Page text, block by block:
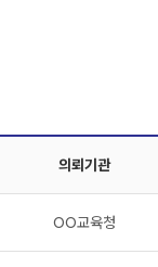
의뢰기관
OO교육청